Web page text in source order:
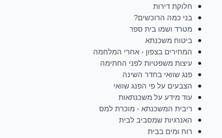
חלוקת דירות
בני כמה הרוכשים?
מטרד ושמו בית ספר
ביטוח משכנתא
המחירים בצפון - אחרי המלחמה
עיצות משפטיות לפני החתימה
פנג שוואי בחדר השינה
הצבעים על פי הפנג שוואי
עוד מידע על משכנתאות
ריבית המשכנתא - מוכרת למס
האנרגיות שמסביב לבית
רוח ומים בבית